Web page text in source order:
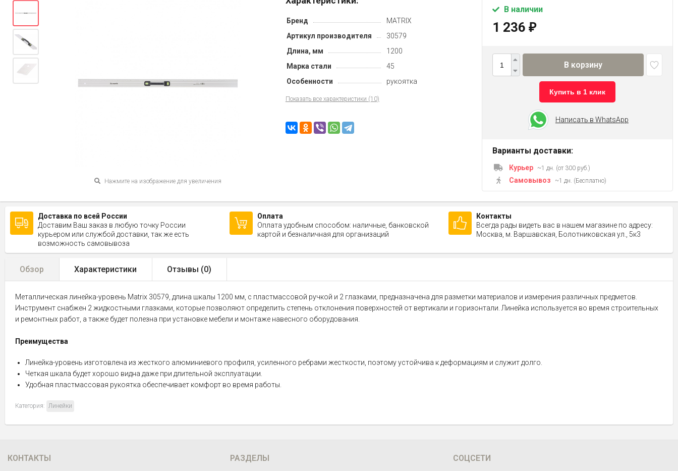
Нажмите на изображение для увеличения
Бренд
MATRIX
Артикул производителя
30579
Длина, мм
1200
Марка стали
45
Особенности
рукоятка
Показать все характеристики (10)
В наличии
1 236 ₽
В корзину
Купить в 1 клик
Написать в WhatsApp
Варианты доставки:
Курьер ~1 дн. (от 300 руб.)
Самовывоз ~1 дн. (Бесплатно)
Доставка по всей России
Доставим Ваш заказ в любую точку России
курьером или службой доставки, так же есть
возможность самовывоза
Оплата
Оплата удобным способом: наличные, банковской
картой и безналичная для организаций
Контакты
Всегда рады видеть вас в нашем магазине по адресу:
Москва, м. Варшавская, Болотниковская ул., 5к3
Обзор Характеристики Отзывы (0)
Металлическая линейка-уровень Matrix 30579, длина шкалы 1200 мм, с пластмассовой ручкой и 2 глазками, предназначена для разметки материалов и измерения различных предметов.
Инструмент снабжен 2 жидкостными глазками, которые позволяют определить степень отклонения поверхностей от вертикали и горизонтали. Линейка используется во время строительных
и ремонтных работ, а также будет полезна при установке мебели и монтаже навесного оборудования.
Преимущества
Линейка-уровень изготовлена из жесткого алюминиевого профиля, усиленного ребрами жесткости, поэтому устойчива к деформациям и служит долго.
Четкая шкала будет хорошо видна даже при длительной эксплуатации.
Удобная пластмассовая рукоятка обеспечивает комфорт во время работы.
Категория: Линейки
КОНТАКТЫ РАЗДЕЛЫ СОЦСЕТИ